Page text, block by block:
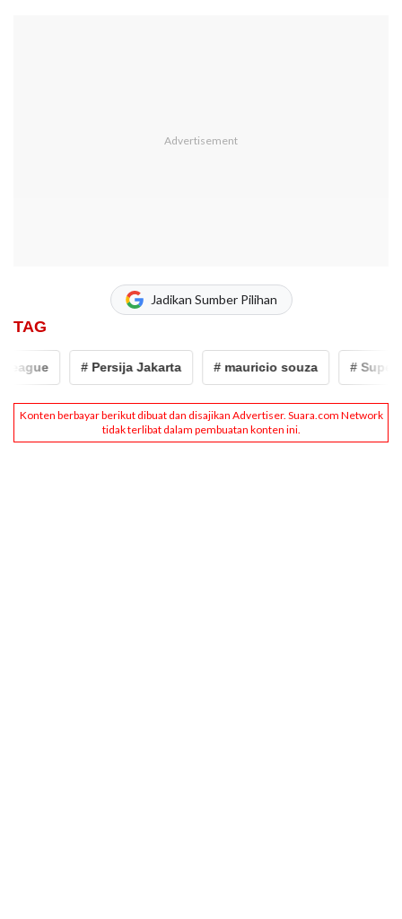
Jadikan Sumber Pilihan
TAG
# Persija Jakarta # mauricio souza # Super